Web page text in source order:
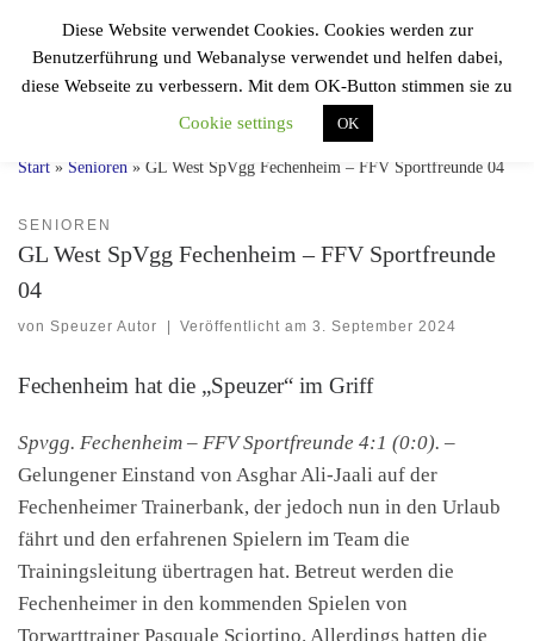
Zum Inhalt springen
F.F.V.
Sportfreunde 04
Search
Start » Senioren » GL West SpVgg Fechenheim – FFV Sportfreunde 04
SENIOREN
GL West SpVgg Fechenheim – FFV Sportfreunde
04
von Speuzer Autor | Veröffentlicht am3. September 2024
Fechenheim hat die „Speuzer“ im Griff
Spvgg. Fechenheim – FFV Sportfreunde 4:1 (0:0). –
Gelungener Einstand von Asghar Ali-Jaali auf der
Fechenheimer Trainerbank, der jedoch nun in den Urlaub
fährt und den erfahrenen Spielern im Team die
Trainingsleitung übertragen hat. Betreut werden die
Fechenheimer in den kommenden Spielen von
Torwarttrainer Pasquale Sciortino. Allerdings hatten die
Diese Website verwendet Cookies. Cookies werden zur
Benutzerführung und Webanalyse verwendet und helfen dabei,
diese Webseite zu verbessern. Mit dem OK-Button stimmen sie zu
Cookie settings
OK